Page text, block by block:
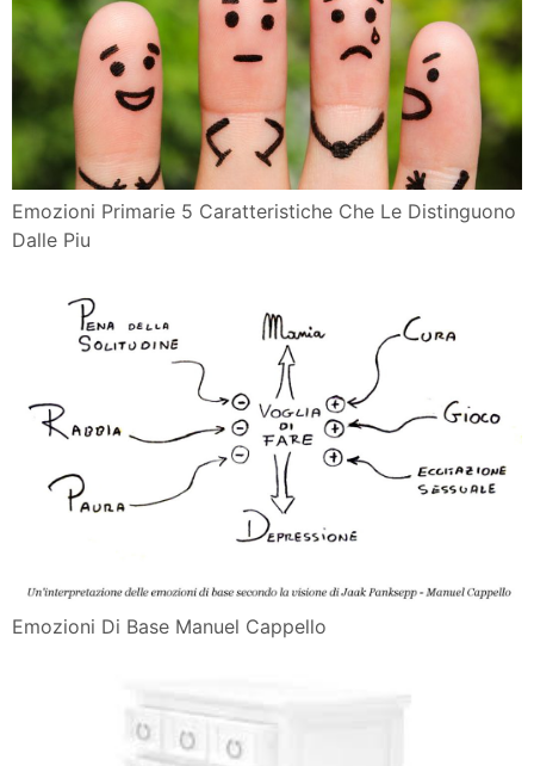
Emozioni Primarie 5 Caratteristiche Che Le Distinguono
Dalle Piu
Emozioni Di Base Manuel Cappello